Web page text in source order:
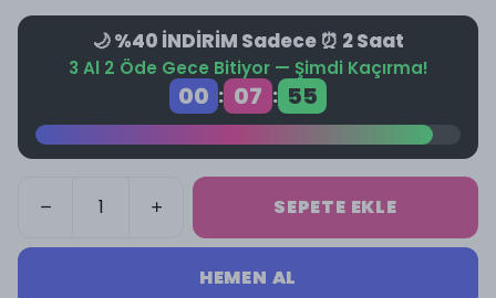
🌙 %40 İNDİRİM Sadece ⏰ 2 Saat
3 Al 2 Öde Gece Bitiyor — Şimdi Kaçırma!
00 : 07 : 55
SEPETE EKLE
HEMEN AL